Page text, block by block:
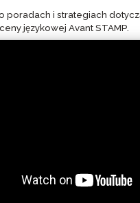
poradach i strategiach
językowej Avant STAMP.